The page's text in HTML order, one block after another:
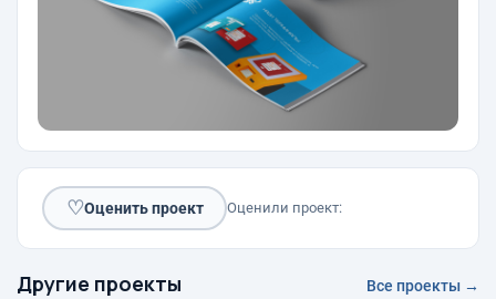
♡Оценить проект Оценили проект:
Другие проекты Все проекты →